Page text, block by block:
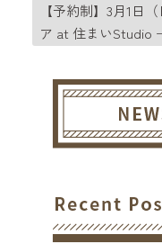
【予約制】3月1日
ア at 住まいStudio